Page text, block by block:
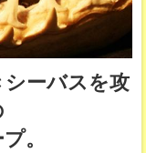
ーバスを攻
。